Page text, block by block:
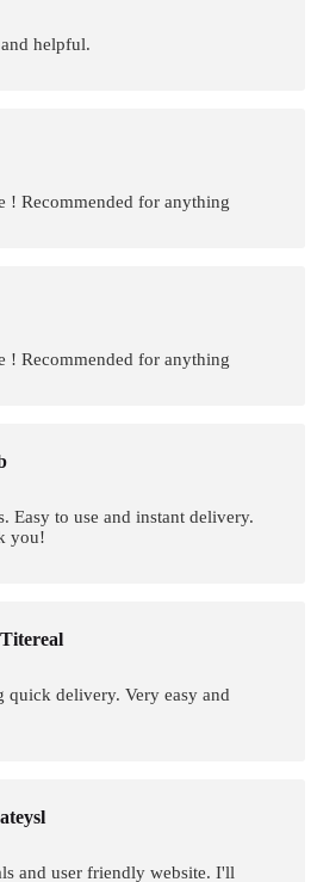
helpful.
! Recommended for anything
! Recommended for anything
Easy to use and instant delivery.
you!
quick delivery. Very easy and
and user friendly website. I'll